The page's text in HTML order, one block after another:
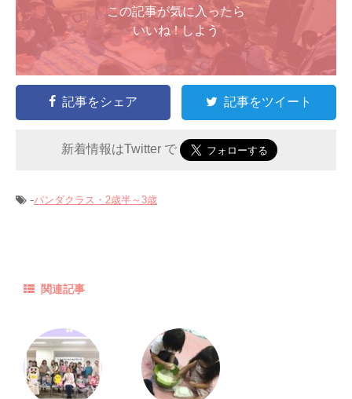
この記事が気に入ったら
いいね ! しよう
記事をシェア 記事をツイート
新着情報はTwitter で
-パンダクラス・2歳半～3歳
関連記事